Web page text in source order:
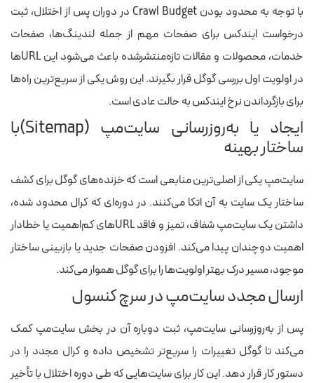
با توجه به محدود بودن Crawl Budget در دوران پس از اختلال، ثبت
درخواست ایندکس برای صفحات مهم از جمله لندینگ‌ها، صفحات
خدمات، محصولات و مقالات تازه‌‌منتشرشده باعث می‌شود این URLها
در اولویت اول بررسی گوگل قرار بگیرند. این روش یکی از سریع‌ترین راه‌ها
برای بازگرداندن نرخ ایندکس به حالت عادی است.
ایجاد یا به‌روزرسانی سایت‌مپ (Sitemap)با
ساختار بهینه
سایت‌مپ یکی از اصلی‌ترین منابعی است که خزنده‌های گوگل برای کشف
ساختار یک سایت به آن اتکا می‌کنند. در دوره‌ای که کرال محدود شده،
داشتن یک سایت‌مپ شفاف، تمیز و فاقد URLهای کم‌اهمیت یا خطادار
اهمیت دوچندان پیدا می‌کند. افزودن صفحات جدید یا بازبینی ساختار
موجود، مسیر درک بهتر اولویت‌ها را برای گوگل هموار می‌کند.
ارسال مجدد سایت‌مپ در سرچ کنسول
پس از به‌روزرسانی سایت‌مپ، ثبت دوباره آن در بخش سایت‌مپ کمک
می‌کند تا گوگل تغییرات را سریع‌تر تشخیص داده و کرال مجدد را در
دستور کار قرار دهد. این کار برای سایت‌هایی که طی دوره اختلال با تأخیر